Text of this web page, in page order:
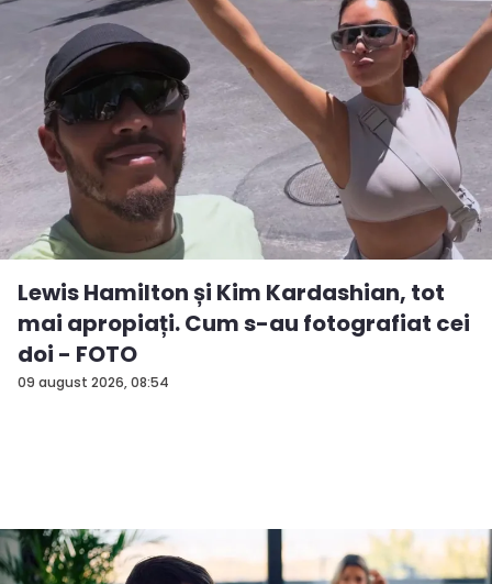
09 august 2026, 08:54
Lewis Hamilton și Kim Kardashian, tot
mai apropiați. Cum s-au fotografiat cei
doi - FOTO